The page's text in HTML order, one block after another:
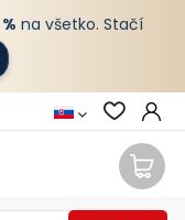
na všetko. Stačí